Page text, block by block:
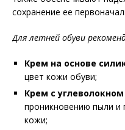
сохранение ее
Для летней обуви
Крем на основе
цвет кожи обуви;
Крем с углеволокном
проникновению пыли и
кожи;